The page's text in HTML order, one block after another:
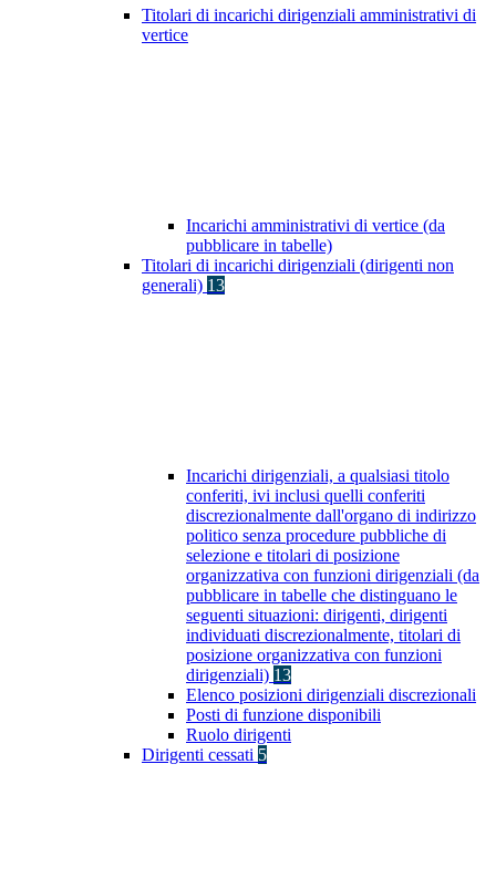
Titolari di incarichi dirigenziali amministrativi di
vertice
Incarichi amministrativi di vertice (da
pubblicare in tabelle)
Titolari di incarichi dirigenziali (dirigenti non
generali) 13
Incarichi dirigenziali, a qualsiasi titolo
conferiti, ivi inclusi quelli conferiti
discrezionalmente dall'organo di indirizzo
politico senza procedure pubbliche di
selezione e titolari di posizione
organizzativa con funzioni dirigenziali (da
pubblicare in tabelle che distinguano le
seguenti situazioni: dirigenti, dirigenti
individuati discrezionalmente, titolari di
posizione organizzativa con funzioni
dirigenziali) 13
Elenco posizioni dirigenziali discrezionali
Posti di funzione disponibili
Ruolo dirigenti
Dirigenti cessati 5